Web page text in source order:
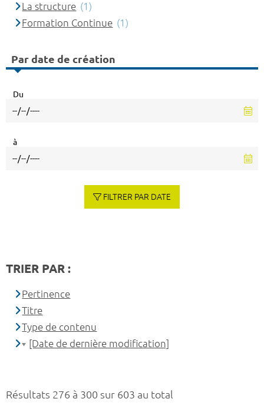
Résultats 276 à 300 sur 603 au total
La structure (1)
Formation Continue (1)
Par date de création
Du
à
FILTRER PAR DATE
TRIER PAR :
Pertinence
Titre
Type de contenu
[Date de dernière modification]